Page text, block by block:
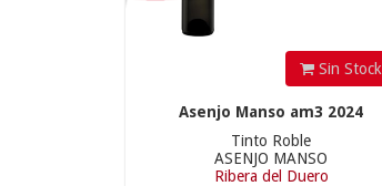
Sin Stock
Asenjo Manso am3 2024
Tinto Roble
ASENJO MANSO
Ribera del Duero